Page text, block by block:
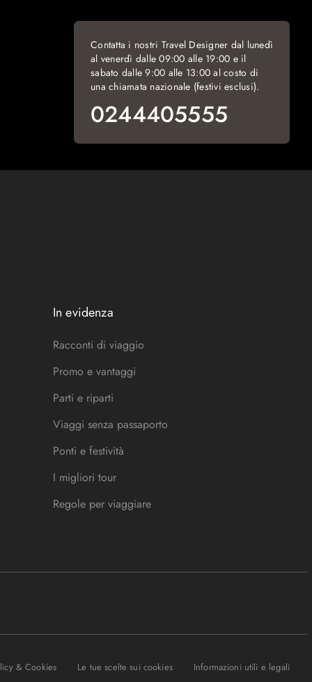
Contatta i nostri Travel Designer dal lunedì
al venerdì dalle 09:00 alle 19:00 e il
sabato dalle 9:00 alle 13:00 al costo di
una chiamata nazionale (festivi esclusi).
0244405555
In evidenza
Racconti di viaggio
Promo e vantaggi
Parti e riparti
Viaggi senza passaporto
Ponti e festività
I migliori tour
Regole per viaggiare
& Cookies Le tue scelte sui cookies Informazioni utili e legali